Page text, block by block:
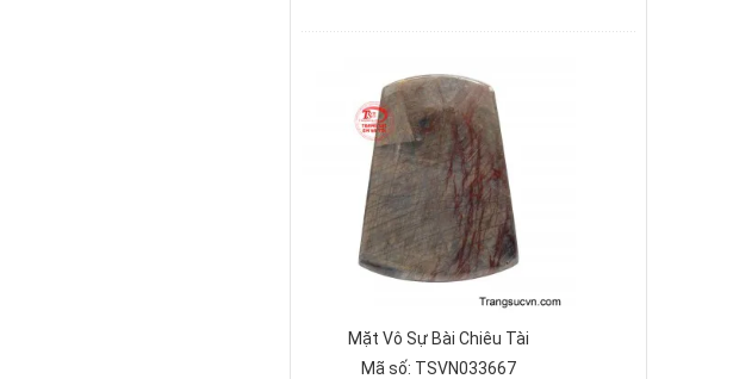
Mặt Vô Sự Bài Chiêu Tài
Mã số: TSVN033667